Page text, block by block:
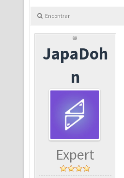
Encontrar
JapaDoh
n
Expert